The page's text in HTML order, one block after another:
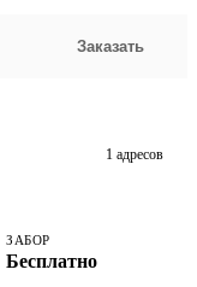
Заказать
1 адресов
ЗАБОР
Бесплатно